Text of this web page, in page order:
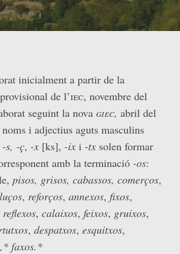
inicialment a partir de la
de l’iec, novembre del
seguint la nova giec, abril del
i adjectius aguts masculins
-s, -ç, -x [ks], -ix i -tx solen formar
amb la terminació -os:
pisos, grisos, cabassos, comerços,
, reforços, annexos, fixos,
reflexos, calaixos, feixos, gruixos,
, despatxos, esquitxos,
,* faxos.*